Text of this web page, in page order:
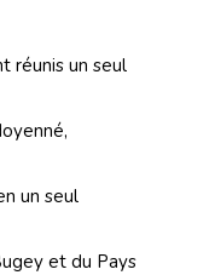
réunis un seul
un seul
et du Pays